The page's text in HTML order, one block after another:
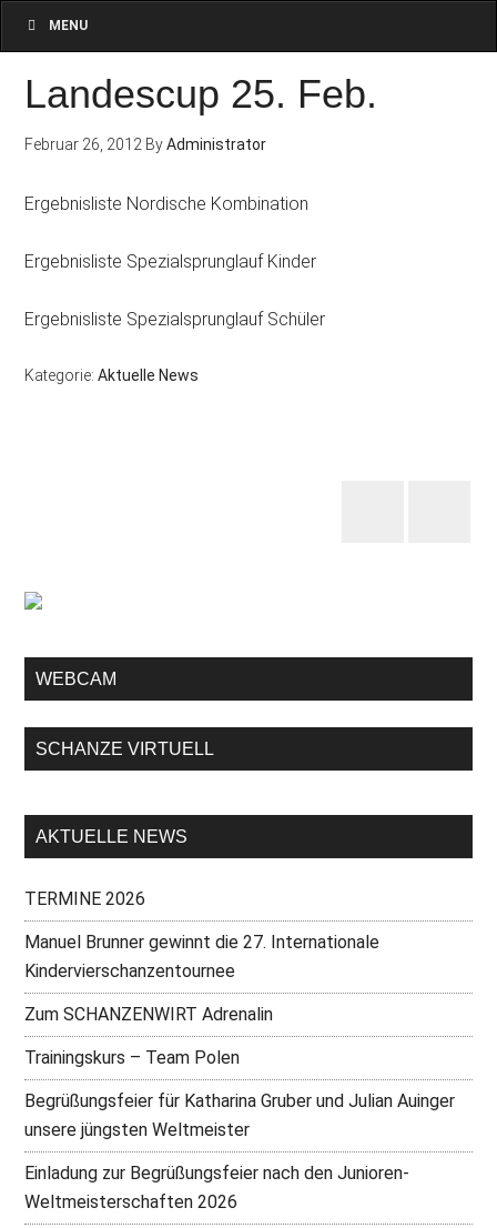
MENU
Landescup 25. Feb.
Februar 26, 2012 ByAdministrator
Ergebnisliste Nordische Kombination
Ergebnisliste Spezialsprunglauf Kinder
Ergebnisliste Spezialsprunglauf Schüler
Kategorie:Aktuelle News
WEBCAM
SCHANZE VIRTUELL
AKTUELLE NEWS
TERMINE 2026
Manuel Brunner gewinnt die 27. Internationale
Kindervierschanzentournee
Zum SCHANZENWIRT Adrenalin
Trainingskurs – Team Polen
Begrüßungsfeier für Katharina Gruber und Julian Auinger
unsere jüngsten Weltmeister
Einladung zur Begrüßungsfeier nach den Junioren-
Weltmeisterschaften 2026